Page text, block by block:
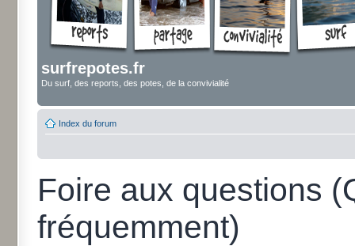
surfrepotes.fr
Du surf, des reports, des potes, de la convivialité
Index du forum
Foire aux questions
fréquemment)